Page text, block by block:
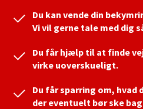
Du kan vende din
Vi vil gerne tale med dig
Du får hjælp til at finde
virke uoverskueligt.
Du får sparring om, hvad
der eventuelt bør ske